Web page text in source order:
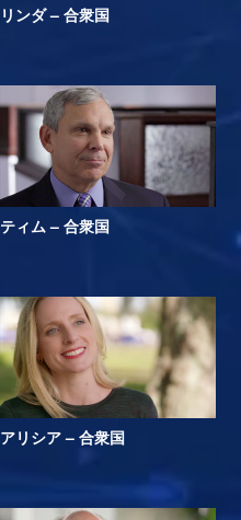
リンダ – 合衆国
ティム – 合衆国
アリシア – 合衆国